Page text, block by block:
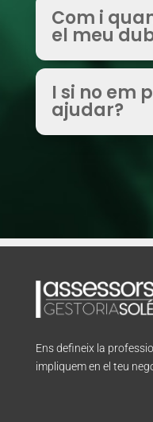
Com i
el meu
I si no em
ajudar?
Ens defineix la
impliquem en el teu